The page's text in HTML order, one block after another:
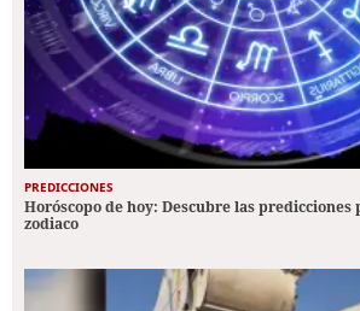
PREDICCIONES
Horóscopo de hoy: Descubre las predicciones
zodiaco